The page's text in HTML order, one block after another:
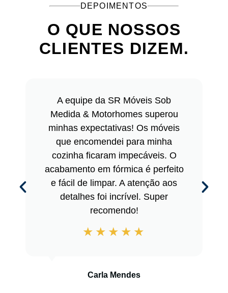
DEPOIMENTOS
O QUE NOSSOS
CLIENTES DIZEM.
A equipe da SR Móveis Sob
Medida & Motorhomes superou
minhas expectativas! Os móveis
que encomendei para minha
cozinha ficaram impecáveis. O
acabamento em fórmica é perfeito
e fácil de limpar. A atenção aos
detalhes foi incrível. Super
recomendo!
Carla Mendes